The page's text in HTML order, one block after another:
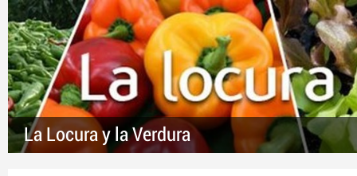
La Locura y la Verdura